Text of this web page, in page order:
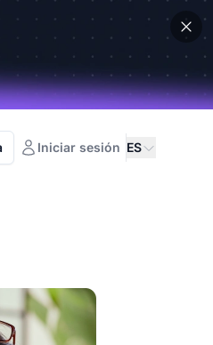
Iniciar sesión ES